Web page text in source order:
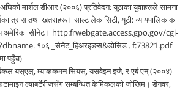
मार्शल डीआर (२००६) प्रतिवेदन: यूठाका युवाहरूले सामना
त्रास तथा खतराहरू। साल्ट लेक सिटी, यूटी: न्यायपालिकाका
अमेरिका सीनेट। http:frwebgate.access.gpo.gov/cgi-
१०६ _सेनेट_हिअरइङस&डोसिड . f:73821.pdf
पहुँच)
यस्एल्, म्याककमन सियस्, यसवेइन इजे, र एर्ब एन् (२००४)
ल्याबर्टेरीजसँग सम्बन्धित केमिकलको जोखिम। डेनवर,